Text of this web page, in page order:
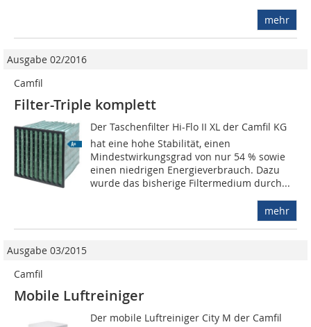
mehr
Ausgabe 02/2016
Camfil
Filter-Triple komplett
Der Taschenfilter Hi-Flo II XL der Camfil KG
hat eine hohe Stabilität, einen
Mindestwirkungsgrad von nur 54 % sowie
einen niedrigen Energieverbrauch. Dazu
wurde das bisherige Filtermedium durch...
mehr
Ausgabe 03/2015
Camfil
Mobile Luftreiniger
Der mobile Luftreiniger City M der Camfil